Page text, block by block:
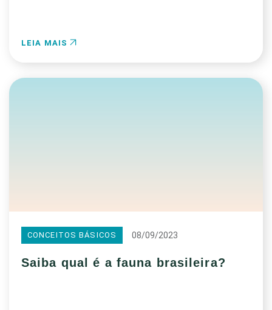
LEIA MAIS
CONCEITOS BÁSICOS 08/09/2023
Saiba qual é a fauna brasileira?